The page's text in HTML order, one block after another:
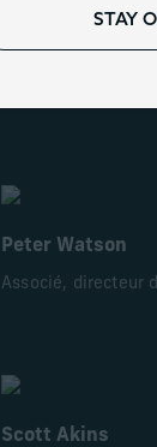
STAY
Julie Silcox
Peter Watson
Associé, directeur
Scott Akins